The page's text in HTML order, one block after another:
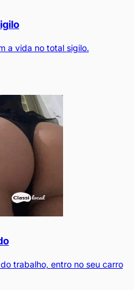
a vida no total sigilo.
trabalho, entro no seu carro